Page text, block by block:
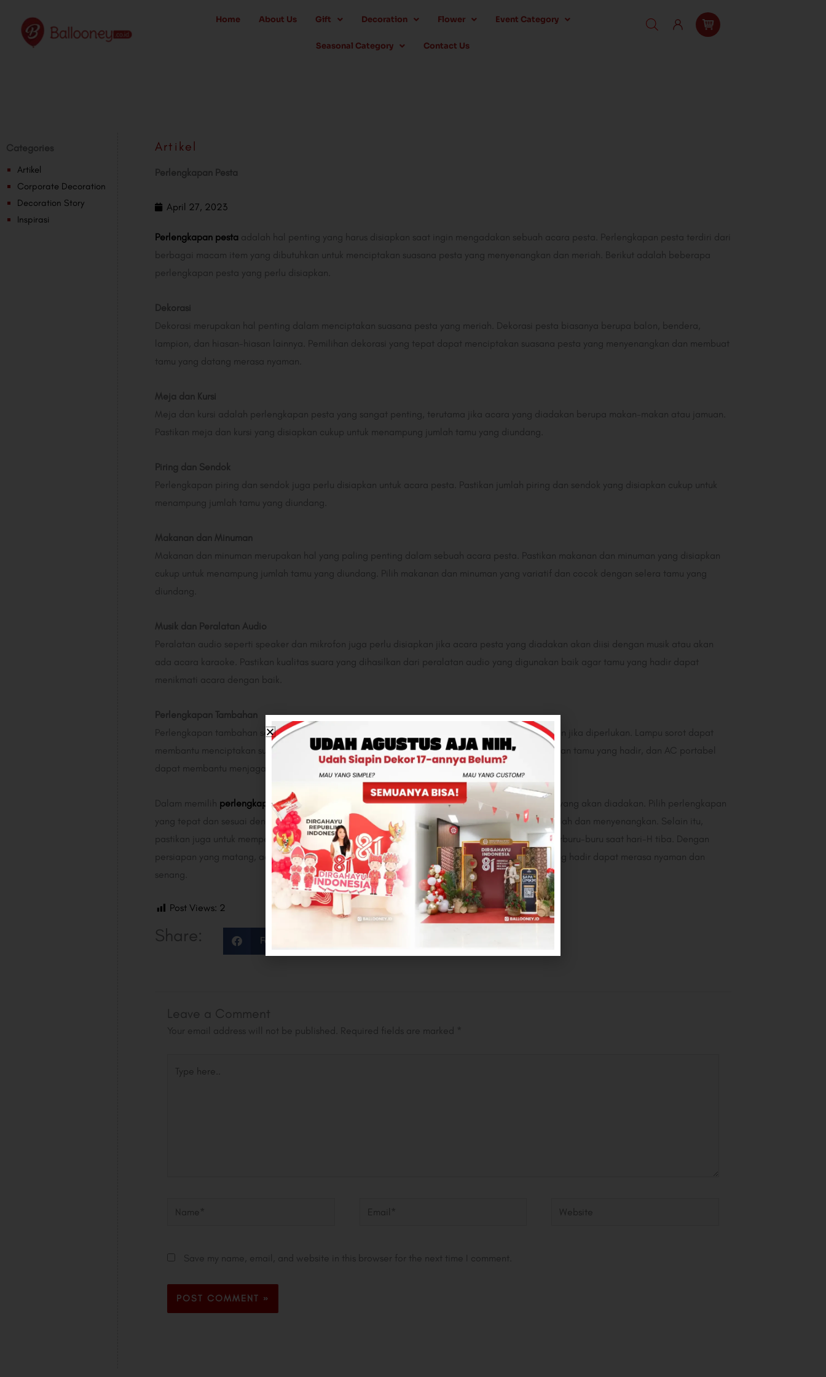
content
Home About Us Gift Decoration Flower Event Category
Seasonal Category Contact Us
Categories
Artikel
Corporate Decoration
Decoration Story
Inspirasi
Artikel
Perlengkapan Pesta
April 27, 2023
Perlengkapan pesta adalah hal penting yang harus disiapkan saat ingin mengadakan sebuah acara pesta. Perlengkapan pesta terdiri dari
berbagai macam item yang dibutuhkan untuk menciptakan suasana pesta yang menyenangkan dan meriah. Berikut adalah beberapa
perlengkapan pesta yang perlu disiapkan.
Dekorasi
Dekorasi merupakan hal penting dalam menciptakan suasana pesta yang meriah. Dekorasi pesta biasanya berupa balon, bendera,
lampion, dan hiasan-hiasan lainnya. Pemilihan dekorasi yang tepat dapat menciptakan suasana pesta yang menyenangkan dan membuat
tamu yang datang merasa nyaman.
Meja dan Kursi
Meja dan kursi adalah perlengkapan pesta yang sangat penting, terutama jika acara yang diadakan berupa makan-makan atau jamuan.
Pastikan meja dan kursi yang disiapkan cukup untuk menampung jumlah tamu yang diundang.
Piring dan Sendok
Perlengkapan piring dan sendok juga perlu disiapkan untuk acara pesta. Pastikan jumlah piring dan sendok yang disiapkan cukup untuk
menampung jumlah tamu yang diundang.
Makanan dan Minuman
Makanan dan minuman merupakan hal yang paling penting dalam sebuah acara pesta. Pastikan makanan dan minuman yang disiapkan
cukup untuk menampung jumlah tamu yang diundang. Pilih makanan dan minuman yang variatif dan cocok dengan selera tamu yang
diundang.
Musik dan Peralatan Audio
Peralatan audio seperti speaker dan mikrofon juga perlu disiapkan jika acara pesta yang diadakan akan diisi dengan musik atau akan
ada acara karaoke. Pastikan kualitas suara yang dihasilkan dari peralatan audio yang digunakan baik agar tamu yang hadir dapat
menikmati acara dengan baik.
Perlengkapan Tambahan
Perlengkapan tambahan seperti lampu sorot, karpet, dan AC portabel juga perlu dipertimbangkan jika diperlukan. Lampu sorot dapat
membantu menciptakan suasana pesta yang lebih meriah, karpet dapat meningkatkan kenyamanan tamu yang hadir, dan AC portabel
dapat membantu menjaga suhu ruangan agar tetap nyaman.
Dalam memilih perlengkapan pesta
, pastikan Anda mempertimbangkan budget dan tema acara yang akan diadakan. Pilih perlengkapan
yang tepat dan sesuai dengan tema acara yang diadakan agar suasana pesta menjadi lebih meriah dan menyenangkan. Selain itu,
pastikan juga untuk mempersiapkan perlengkapan pesta dengan waktu yang cukup agar tidak terburu-buru saat hari-H tiba. Dengan
persiapan yang matang, acara pesta yang diadakan dapat berjalan dengan lancar dan tamu yang hadir dapat merasa nyaman dan
senang.
Post Views: 2
Share: Facebook
Leave a Comment
Your email address will not be published. Required fields are marked
here..
Website
Save my name, email, and website in this browser for the next time I comment.